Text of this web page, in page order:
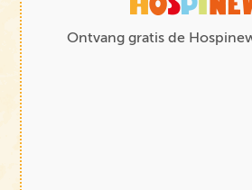
Ontvang gratis de